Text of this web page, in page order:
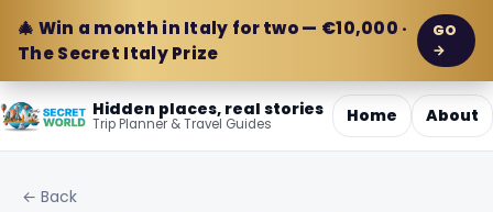
🎄 Win a month in Italy for two — €10,000 ·
The Secret Italy Prize
GO
→
Hidden places, real stories
Trip Planner & Travel Guides Home About
← Back